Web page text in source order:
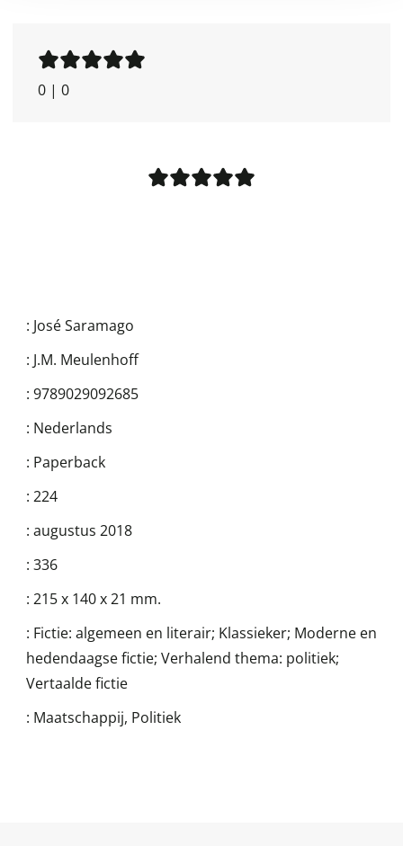
0 | 0
: José Saramago
: J.M. Meulenhoff
: 9789029092685
: Nederlands
: Paperback
: 224
: augustus 2018
: 336
: 215 x 140 x 21 mm.
: Fictie: algemeen en literair; Klassieker; Moderne en
hedendaagse fictie; Verhalend thema: politiek;
Vertaalde fictie
: Maatschappij, Politiek